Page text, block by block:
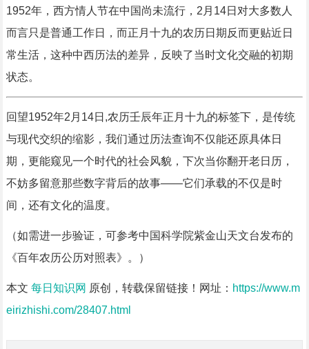
1952年，西方情人节在中国尚未流行，2月14日对大多数人
而言只是普通工作日，而正月十九的农历日期反而更贴近日
常生活，这种中西历法的差异，反映了当时文化交融的初期
状态。
回望1952年2月14日,农历壬辰年正月十九的标签下，是传统
与现代交织的缩影，我们通过历法查询不仅能还原具体日
期，更能窥见一个时代的社会风貌，下次当你翻开老日历，
不妨多留意那些数字背后的故事——它们承载的不仅是时
间，还有文化的温度。
（如需进一步验证，可参考中国科学院紫金山天文台发布的
《百年农历公历对照表》。）
本文 每日知识网 原创，转载保留链接！网址： https://www.m
eirizhishi.com/28407.html